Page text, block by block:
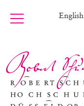
English